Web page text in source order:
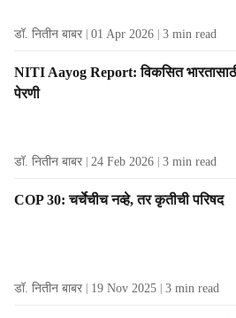
o
डॉ. नितीन बाबर 01 Apr 2026 3 min read
NITI Aayog Report: विकसित
पेरणी
डॉ. नितीन बाबर 24 Feb 2026 3 min read
COP 30: चर्चेचीच नव्हे, तर कृतीची परिषद
डॉ. नितीन बाबर 19 Nov 2025 3 min read